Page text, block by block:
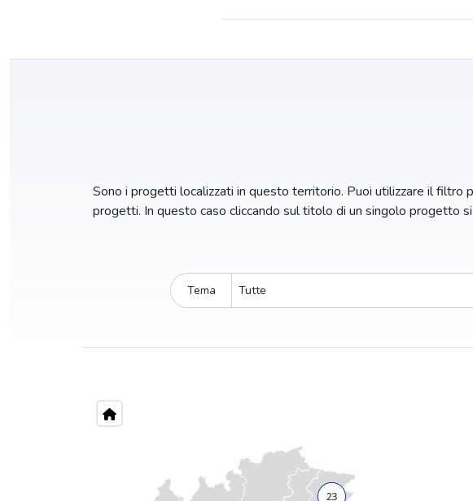
Sono i progetti localizzati in questo territorio. Puoi utilizzare il filtro
progetti. In questo caso cliccando sul titolo di un singolo progetto
Tema